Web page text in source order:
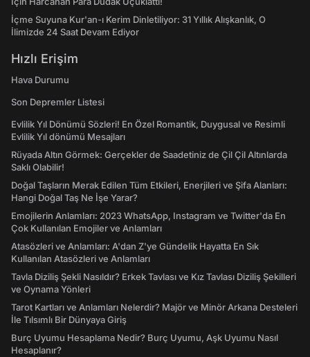
İçme Suyuna Kur'an-ı Kerim Dinletiliyor: 31 Yıllık Alışkanlık, O
İlimizde 24 Saat Devam Ediyor
Hızlı Erişim
Hava Durumu
Son Depremler Listesi
Evlilik Yıl Dönümü Sözleri! En Özel Romantik, Duygusal ve Resimli
Evlilik Yıl dönümü Mesajları
Rüyada Altın Görmek: Gerçekler de Saadetiniz de Çil Çil Altınlarda
Saklı Olabilir!
Doğal Taşların Merak Edilen Tüm Etkileri, Enerjileri ve Şifa Alanları:
Hangi Doğal Taş Ne İşe Yarar?
Emojilerin Anlamları: 2023 WhatsApp, Instagram ve Twitter'da En
Çok Kullanılan Emojiler ve Anlamları
Atasözleri ve Anlamları: A'dan Z'ye Gündelik Hayatta En Sık
Kullanılan Atasözleri ve Anlamları
Tavla Diziliş Şekli Nasıldır? Erkek Tavlası ve Kız Tavlası Diziliş Şekilleri
ve Oynama Yönleri
Tarot Kartları ve Anlamları Nelerdir? Majör ve Minör Arkana Desteleri
İle Tılsımlı Bir Dünyaya Giriş
Burç Uyumu Hesaplama Nedir? Burç Uyumu, Aşk Uyumu Nasıl
Hesaplanır?